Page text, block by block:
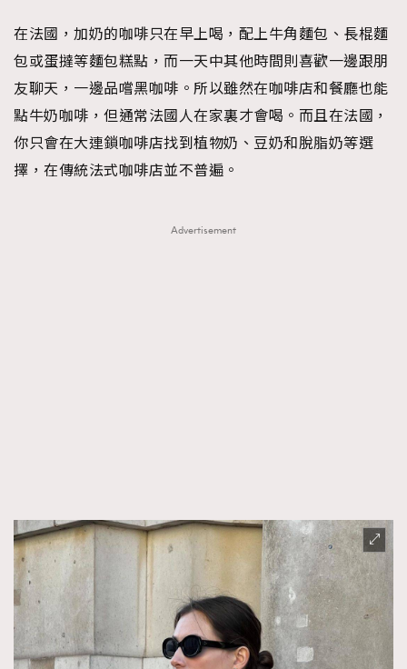
在法國，加奶的咖啡只在早上喝，配上牛角麵包、長棍麵
包或蛋撻等麵包糕點，而一天中其他時間則喜歡一邊跟朋
友聊天，一邊品嚐黑咖啡。所以雖然在咖啡店和餐廳也能
點牛奶咖啡，但通常法國人在家裏才會喝。而且在法國，
你只會在大連鎖咖啡店找到植物奶、豆奶和脫脂奶等選
擇，在傳統法式咖啡店並不普遍。
Advertisement